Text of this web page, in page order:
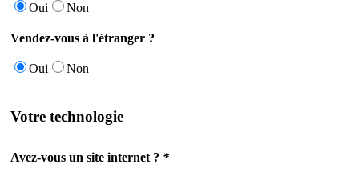
Oui Non
Vendez-vous à l'étranger ?
Oui Non
Votre technologie
Avez-vous un site internet ? *